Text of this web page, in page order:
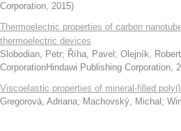
Corporation, 2015)
Thermoelectric properties of carbon
thermoelectric devices
Slobodian, Petr; Říha, Pavel ; Olejník, Robert
CorporationHindawi Publishing Corporation,
Viscoelastic properties of mineral-filled
Gregorová, Adriana; Machovský, Michal ;